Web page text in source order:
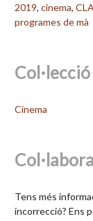
2019, cinema,
programes de mà
Col·lecció
Cinema
Col·labora
Tens més
incorrecció? Ens